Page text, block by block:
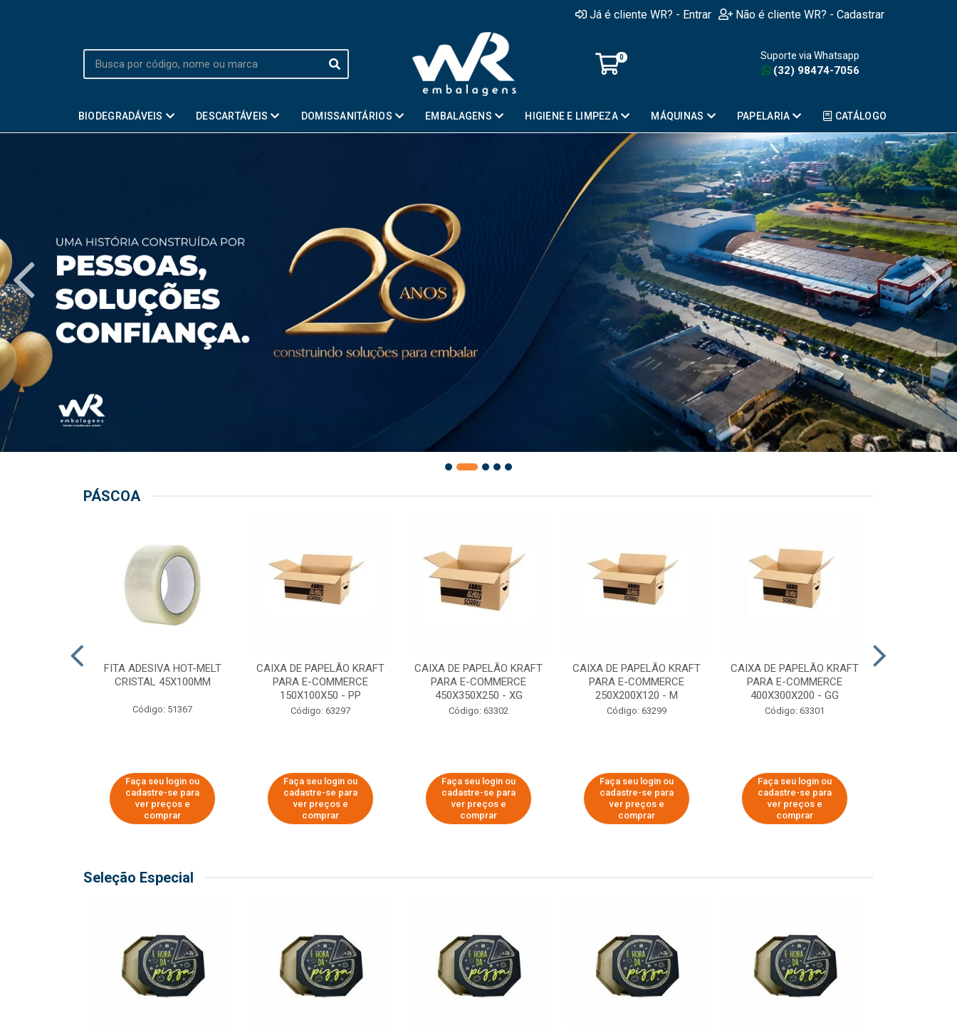
Já é cliente WR? - Entrar Não é cliente WR? - Cadastrar
0 Suporte via Whatsapp
(32) 98474-7056
BIODEGRADÁVEIS DESCARTÁVEIS DOMISSANITÁRIOS EMBALAGENS HIGIENE E LIMPEZA MÁQUINAS PAPELARIA CATÁLOGO
PÁSCOA
FITA ADESIVA HOT-MELT
CRISTAL 45X100MM
Código: 51367
Faça seu login ou
cadastre-se para
ver preços e
comprar
CAIXA DE PAPELÃO KRAFT
PARA E-COMMERCE
150X100X50 - PP
Código: 63297
Faça seu login ou
cadastre-se para
ver preços e
comprar
CAIXA DE PAPELÃO KRAFT
PARA E-COMMERCE
450X350X250 - XG
Código: 63302
Faça seu login ou
cadastre-se para
ver preços e
comprar
CAIXA DE PAPELÃO KRAFT
PARA E-COMMERCE
250X200X120 - M
Código: 63299
Faça seu login ou
cadastre-se para
ver preços e
comprar
CAIXA DE PAPELÃO KRAFT
PARA E-COMMERCE
400X300X200 - GG
Código: 63301
Faça seu login ou
cadastre-se para
ver preços e
comprar
Seleção Especial